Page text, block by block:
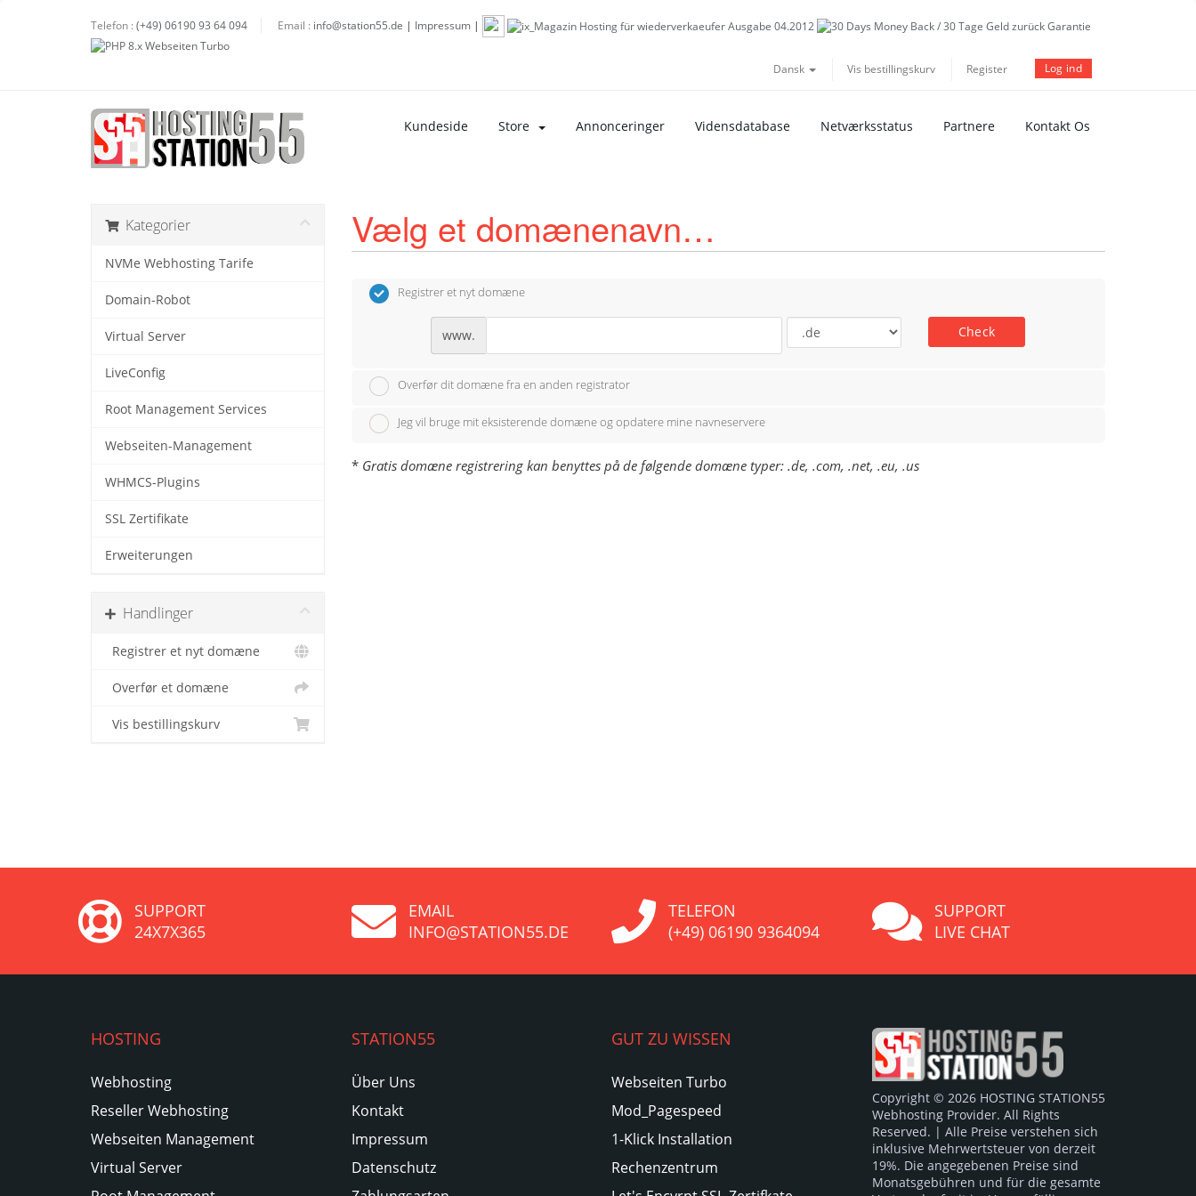
Telefon : (+49) 06190 93 64 094 Email : info@station55.de | Impressum |
Dansk Vis bestillingskurv Register Log ind
Kundeside Store Annonceringer Vidensdatabase Netværksstatus Partnere Kontakt Os
Kategorier
NVMe Webhosting Tarife
Domain-Robot
Virtual Server
LiveConfig
Root Management Services
Webseiten-Management
WHMCS-Plugins
SSL Zertifikate
Erweiterungen
Handlinger
Registrer et nyt domæne
Overfør et domæne
Vis bestillingskurv
Vælg et domænenavn…
Registrer et nyt domæne
www. Check
Overfør dit domæne fra en anden registrator
Jeg vil bruge mit eksisterende domæne og opdatere mine navneservere
* Gratis domæne registrering kan benyttes på de følgende domæne typer: .de, .com, .net, .eu, .us
SUPPORT
24X7X365
EMAIL
INFO@STATION55.DE
TELEFON
(+49) 06190 9364094
SUPPORT
LIVE CHAT
HOSTING
Webhosting
Reseller Webhosting
Webseiten Management
Virtual Server
STATION55
Über Uns
Kontakt
Impressum
Datenschutz
GUT ZU WISSEN
Webseiten Turbo
Mod_Pagespeed
1-Klick Installation
Rechenzentrum
Copyright © 2026 HOSTING STATION55
Webhosting Provider. All Rights
Reserved. | Alle Preise verstehen sich
inklusive Mehrwertsteuer von derzeit
19%. Die angegebenen Preise sind
Monatsgebühren und für die gesamte